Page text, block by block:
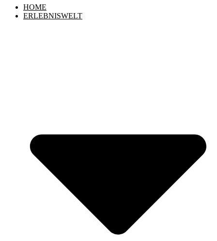
HOME
ERLEBNISWELT